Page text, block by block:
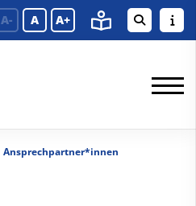
A- A A+
Ansprechpartner*innen